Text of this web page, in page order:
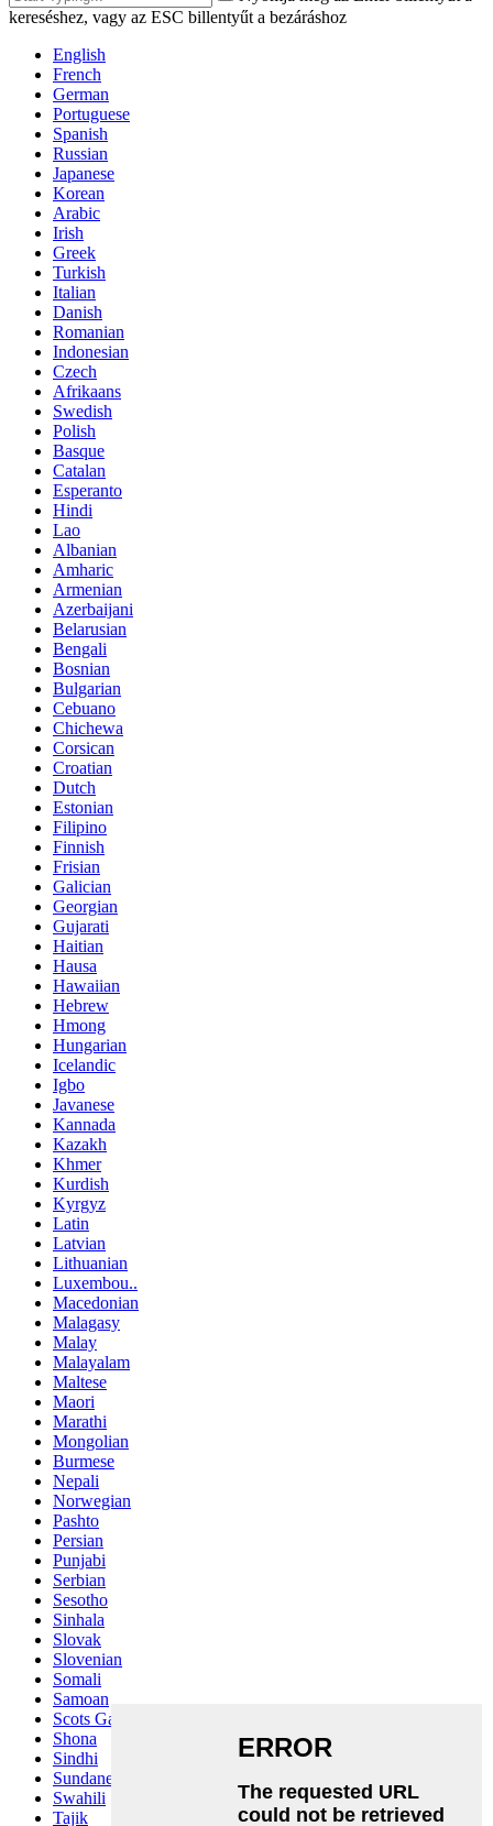
kereséshez, vagy az ESC billentyűt a bezáráshoz
English
French
German
Portuguese
Spanish
Russian
Japanese
Korean
Arabic
Irish
Greek
Turkish
Italian
Danish
Romanian
Indonesian
Czech
Afrikaans
Swedish
Polish
Basque
Catalan
Esperanto
Hindi
Lao
Albanian
Amharic
Armenian
Azerbaijani
Belarusian
Bengali
Bosnian
Bulgarian
Cebuano
Chichewa
Corsican
Croatian
Dutch
Estonian
Filipino
Finnish
Frisian
Galician
Georgian
Gujarati
Haitian
Hausa
Hawaiian
Hebrew
Hmong
Hungarian
Icelandic
Igbo
Javanese
Kannada
Kazakh
Khmer
Kurdish
Kyrgyz
Latin
Latvian
Lithuanian
Luxembou..
Macedonian
Malagasy
Malay
Malayalam
Maltese
Maori
Marathi
Mongolian
Burmese
Nepali
Norwegian
Pashto
Persian
Punjabi
Serbian
Sesotho
Sinhala
Slovak
Slovenian
Somali
Samoan
Scots Gaelic
Shona
Sindhi
Sundanese
Swahili
Tajik